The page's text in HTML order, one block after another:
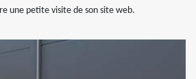
une petite visite de son site web.